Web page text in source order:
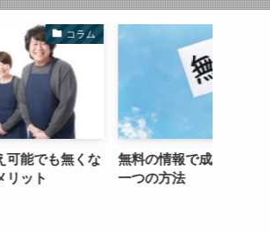
無料の情報で成果をあげるたった
一つの方法